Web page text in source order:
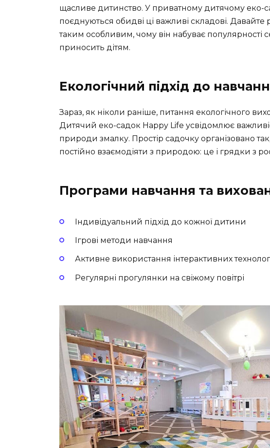
щасливе дитинство. У приватному дитячому еко-
поєднуються обидві ці важливі складові.
таким особливим, чому він набуває популярності
приносить дітям.
Екологічний підхід до
Зараз, як ніколи раніше, питання екологічного
Дитячий еко-садок Happy Life усвідомлює
природи змалку. Простір садочку організовано
постійно взаємодіяти з природою: це і грядки з
Програми навчання та
Індивідуальний підхід до кожної дитини
Ігрові методи навчання
Активне використання інтерактивних
Регулярні прогулянки на свіжому повітрі